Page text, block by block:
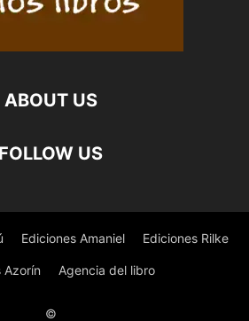
ABOUT US
FOLLOW US
Ediciones Amaniel Ediciones Rilke
Azorín Agencia del libro
©